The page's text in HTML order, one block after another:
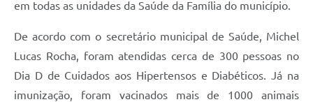
em todas as unidades da Saúde da Família do município.
De acordo com o secretário municipal de Saúde, Michel
Lucas Rocha, foram atendidas cerca de 300 pessoas no
Dia D de Cuidados aos Hipertensos e Diabéticos. Já na
imunização, foram vacinados mais de 1000 animais